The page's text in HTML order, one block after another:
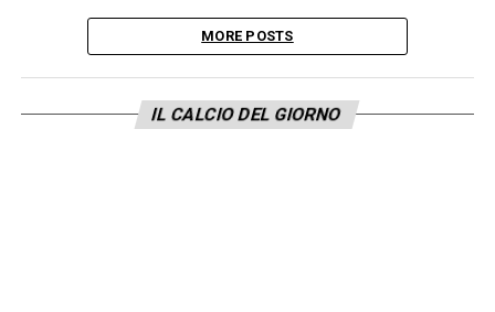
MORE POSTS
IL CALCIO DEL GIORNO